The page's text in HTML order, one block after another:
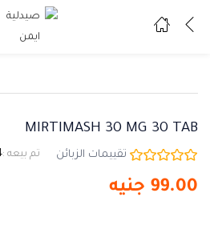
ادخل اسم المستخدم وكلمة المرور للدخول.
MIRTIMASH 30 MG 30 TAB
تقييمات الزبائن تم بيعه :
99.00 جنيه